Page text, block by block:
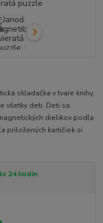
skladačka v tvare knihy,
všetky deti. Deti sa
dielikov podľa
priložených kartičiek si
24 hodín